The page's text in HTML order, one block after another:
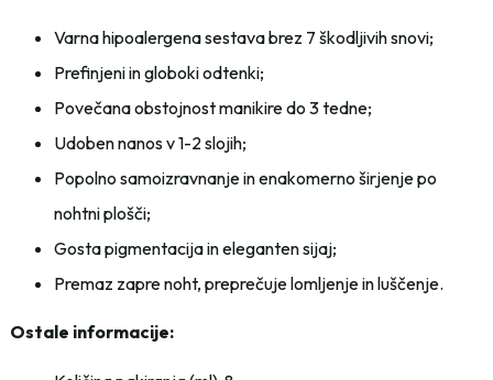
Varna hipoalergena sestava brez 7 škodljivih snovi;
Prefinjeni in globoki odtenki;
Povečana obstojnost manikire do 3 tedne;
Udoben nanos v 1-2 slojih;
Popolno samoizravnanje in enakomerno širjenje po
nohtni plošči;
Gosta pigmentacija in eleganten sijaj;
Premaz zapre noht, preprečuje lomljenje in luščenje.
Ostale informacije: